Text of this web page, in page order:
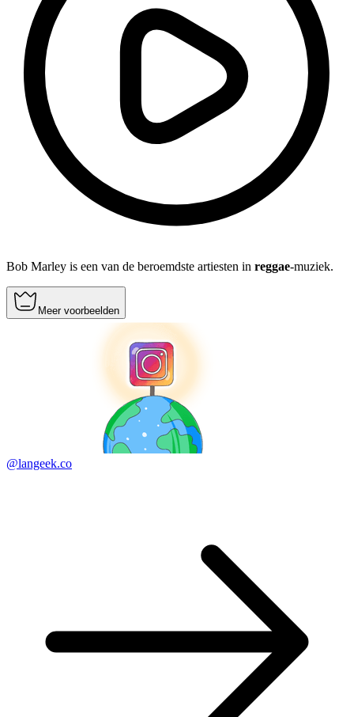
Bob Marley is een van de beroemdste artiesten in reggae-muziek.
Meer voorbeelden
@langeek.co